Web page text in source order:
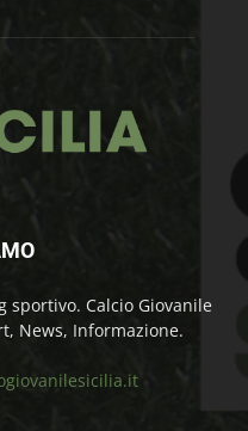
sportivo. Calcio Giovanile
News, Informazione.